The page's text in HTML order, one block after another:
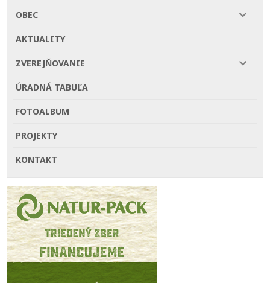
OBEC
AKTUALITY
ZVEREJŇOVANIE
ÚRADNÁ TABUĽA
FOTOALBUM
PROJEKTY
KONTAKT